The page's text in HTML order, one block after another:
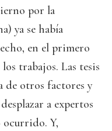
por la
ya se había
en el primero
trabajos. Las tesis
de otros factores y
a expertos
Y,